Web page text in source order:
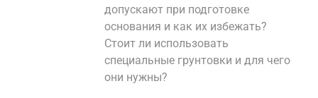
допускают при подготовке
основания и как их избежать?
Стоит ли использовать
специальные грунтовки и для чего
они нужны?